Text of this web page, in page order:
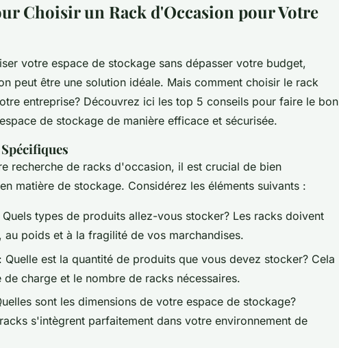
Choisir un Rack d'Occasion pour Votre
votre espace de stockage sans dépasser votre budget,
peut être une solution idéale. Mais comment choisir le rack
entreprise? Découvrez ici les top 5 conseils pour faire le bon
de stockage de manière efficace et sécurisée.
recherche de racks d'occasion, il est crucial de bien
matière de stockage. Considérez les éléments suivants :
Quels types de produits allez-vous stocker? Les racks doivent
au poids et à la fragilité de vos marchandises.
: Quelle est la quantité de produits que vous devez stocker? Cela
charge et le nombre de racks nécessaires.
sont les dimensions de votre espace de stockage?
s'intègrent parfaitement dans votre environnement de